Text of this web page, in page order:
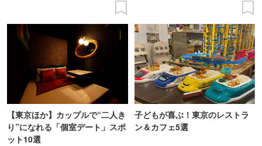
【東京ほか】カップルで“二人き
り”になれる「個室デート」スポ
ット10選
子どもが喜ぶ！東京のレストラ
ン＆カフェ5選